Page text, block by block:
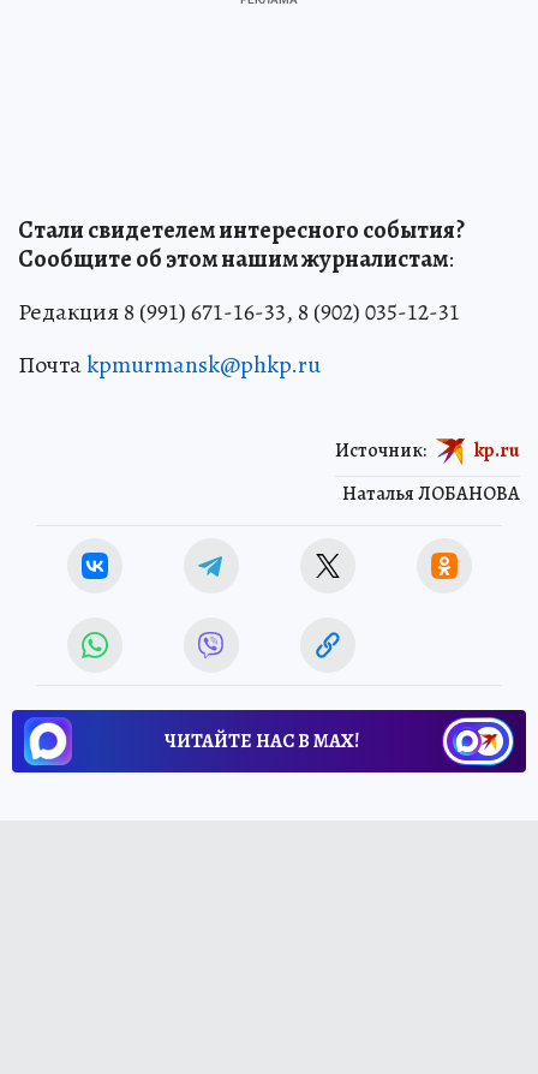
Стали свидетелем интересного события?
Сообщите об этом нашим журналистам:
Редакция 8 (991) 671-16-33, 8 (902) 035-12-31
Почтаkpmurmansk@phkp.ru
Наталья ЛОБАНОВА
Источник: kp.ru
ЧИТАЙТЕ НАС В МАХ!